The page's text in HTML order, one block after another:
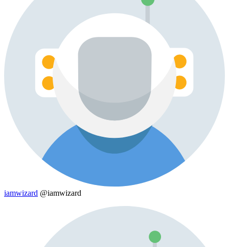
iamwizard @iamwizard